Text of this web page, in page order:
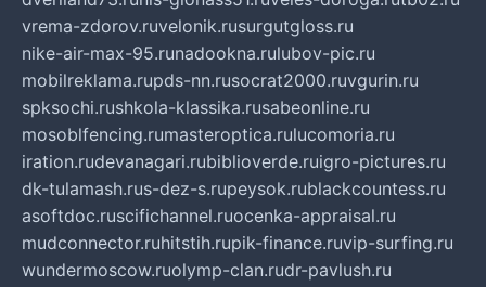
vrema-zdorov.ruvelonik.rusurgutgloss.ru
nike-air-max-95.runadookna.rulubov-pic.ru
mobilreklama.rupds-nn.rusocrat2000.ruvgurin.ru
spksochi.rushkola-klassika.rusabeonline.ru
mosoblfencing.rumasteroptica.rulucomoria.ru
iration.rudevanagari.rubiblioverde.ruigro-pictures.ru
dk-tulamash.rus-dez-s.rupeysok.rublackcountess.ru
asoftdoc.ruscifichannel.ruocenka-appraisal.ru
mudconnector.ruhitstih.rupik-finance.ruvip-surfing.ru
wundermoscow.ruolymp-clan.rudr-pavlush.ru